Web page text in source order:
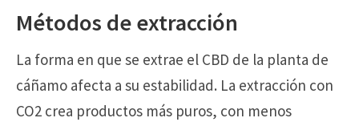
Métodos de extracción
La forma en que se extrae el CBD de la planta de
cáñamo afecta a su estabilidad. La extracción con
CO2 crea productos más puros, con menos